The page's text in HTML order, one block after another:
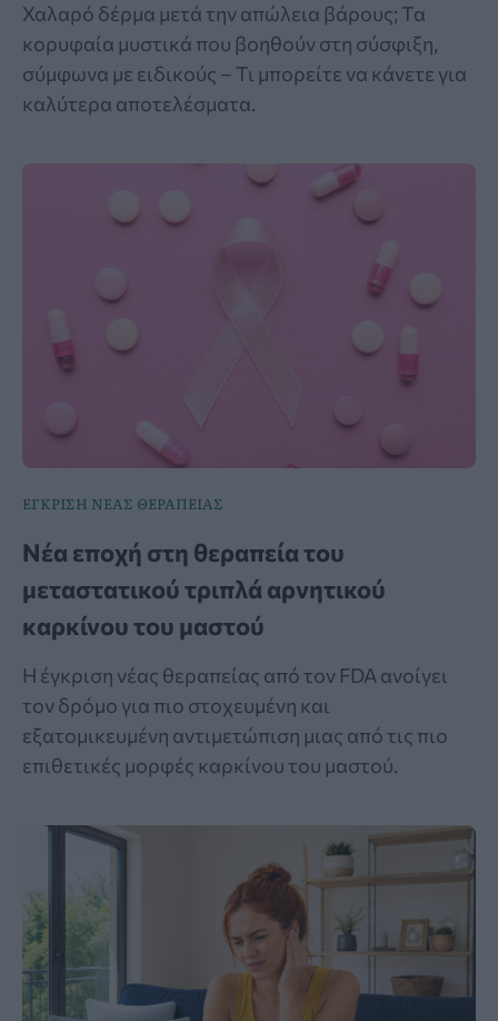
Χαλαρό δέρμα μετά την απώλεια βάρους; Τα
κορυφαία μυστικά που βοηθούν στη σύσφιξη,
σύμφωνα με ειδικούς – Τι μπορείτε να κάνετε για
καλύτερα αποτελέσματα.
ΕΓΚΡΙΣΗ ΝΕΑΣ ΘΕΡΑΠΕΙΑΣ
Νέα εποχή στη θεραπεία του
μεταστατικού τριπλά αρνητικού
καρκίνου του μαστού
Η έγκριση νέας θεραπείας από τον FDA ανοίγει
τον δρόμο για πιο στοχευμένη και
εξατομικευμένη αντιμετώπιση μιας από τις πιο
επιθετικές μορφές καρκίνου του μαστού.